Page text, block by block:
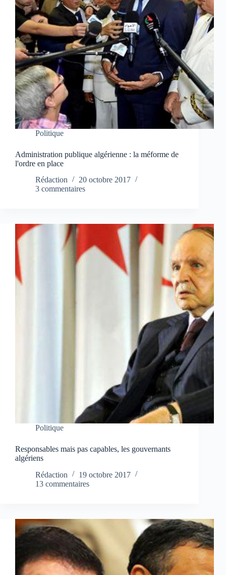
Politique
Administration publique algérienne : la méforme de
l'ordre en place
Rédaction
20 octobre 2017
3 commentaires
Politique
Responsables mais pas capables, les gouvernants
algériens
Rédaction
19 octobre 2017
13 commentaires